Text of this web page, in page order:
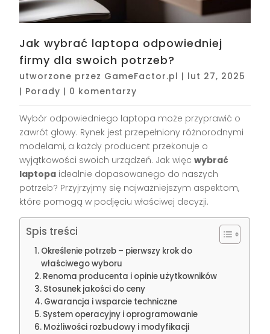
Jak wybrać laptopa odpowiedniej
firmy dla swoich potrzeb?
utworzone przez GameFactor.pl | lut 27, 2025
| Porady | 0 komentarzy
Wybór odpowiedniego laptopa może przyprawić o
zawrót głowy. Rynek jest przepełniony różnorodnymi
modelami, a każdy producent przekonuje o
wyjątkowości swoich urządzeń. Jak więcwybrać
laptopa idealnie dopasowanego do naszych
potrzeb? Przyjrzyjmy się najważniejszym aspektom,
które pomogą w podjęciu właściwej decyzji.
Spis treści
Określenie potrzeb – pierwszy krok do
właściwego wyboru
Renoma producenta i opinie użytkowników
Stosunek jakości do ceny
Gwarancja i wsparcie techniczne
System operacyjny i oprogramowanie
Możliwości rozbudowy i modyfikacji